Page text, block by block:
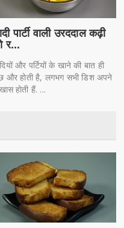
पार्टी वाली उरददाल कढ़ी
र...
और पर्टियों के खाने की बात ही
और होती है, लगभग सभी डिश अपने
होती हैं. ...